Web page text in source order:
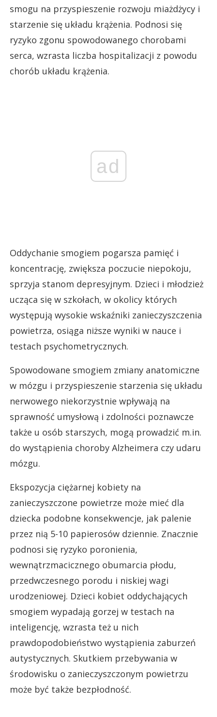
smogu na przyspieszenie rozwoju miażdżycy i
starzenie się układu krążenia. Podnosi się
ryzyko zgonu spowodowanego chorobami
serca, wzrasta liczba hospitalizacji z powodu
chorób układu krążenia.
ad
Oddychanie smogiem pogarsza pamięć i
koncentrację, zwiększa poczucie niepokoju,
sprzyja stanom depresyjnym. Dzieci i młodzież
ucząca się w szkołach, w okolicy których
występują wysokie wskaźniki zanieczyszczenia
powietrza, osiąga niższe wyniki w nauce i
testach psychometrycznych.
Spowodowane smogiem zmiany anatomiczne
w mózgu i przyspieszenie starzenia się układu
nerwowego niekorzystnie wpływają na
sprawność umysłową i zdolności poznawcze
także u osób starszych, mogą prowadzić m.in.
do wystąpienia choroby Alzheimera czy udaru
mózgu.
Ekspozycja ciężarnej kobiety na
zanieczyszczone powietrze może mieć dla
dziecka podobne konsekwencje, jak palenie
przez nią 5-10 papierosów dziennie. Znacznie
podnosi się ryzyko poronienia,
wewnątrzmacicznego obumarcia płodu,
przedwczesnego porodu i niskiej wagi
urodzeniowej. Dzieci kobiet oddychających
smogiem wypadają gorzej w testach na
inteligencję, wzrasta też u nich
prawdopodobieństwo wystąpienia zaburzeń
autystycznych. Skutkiem przebywania w
środowisku o zanieczyszczonym powietrzu
może być także bezpłodność.